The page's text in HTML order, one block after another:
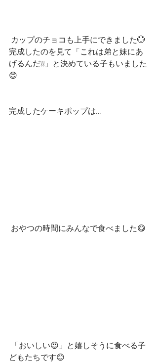
カップのチョコも上手にできました💮
完成したのを見て「これは弟と妹にあ
げるんだ❕❕」と決めている子もいました
😊
完成したケーキポップは…
おやつの時間にみんなで食べました😋
どもたちです😊